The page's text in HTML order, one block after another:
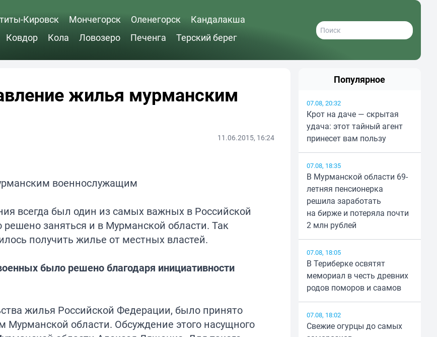
Кировск Мончегорск Оленегорск
Кандалакша
Ковдор Кола Ловозеро Печенга Терский берег
жилья мурманским
11.06.2015, 16:24
всегда был один из самых важных в Российской
заняться и в Мурманской области. Так
получить жилье от местных властей.
было решено благодаря инициативности
жилья Российской Федерации, было принято
области. Обсуждение этого насущного
Популярное
07.08, 20:32
Крот на даче — скрытая
удача: этот тайный агент
принесет вам пользу
07.08, 18:35
В Мурманской области 69-
летняя пенсионерка
решила заработать
на бирже и потеряла почти
2 млн рублей
07.08, 18:05
В Териберке освятят
мемориал в честь древних
родов поморов и саамов
07.08, 18:02
Свежие огурцы до самых